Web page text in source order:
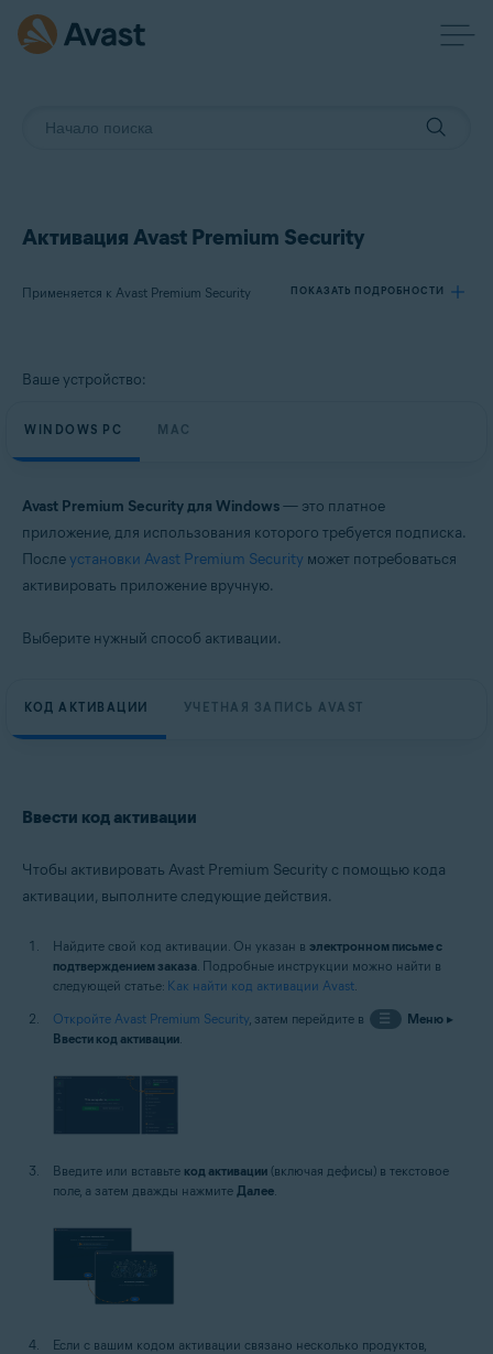
Активация Avast Premium Security
Применяется к Avast Premium Security ПОКАЗАТЬ ПОДРОБНОСТИ
Продукты:
Ваше устройство:
WINDOWS PC MAC
Avast Premium Security для Windows— это платное
приложение, для использования которого требуется подписка.
Послеустановки Avast Premium Security может потребоваться
активировать приложение вручную.
Выберите нужный способ активации.
КОД АКТИВАЦИИ УЧЕТНАЯ ЗАПИСЬ AVAST
Ввести код активации
Чтобы активировать Avast Premium Security с помощью кода
активации, выполните следующие действия.
Найдите свой код активации. Он указан в электронном письме с
подтверждением заказа. Подробные инструкции можно найти в
следующей статье: Как найти код активации Avast.
Откройте Avast Premium Security, затем перейдите в ☰ Меню▸
Ввести код активации.
Введите или вставьте код активации (включая дефисы) в текстовое
поле, а затем дважды нажмите Далее
Если с вашим кодом активации связано несколько продуктов,